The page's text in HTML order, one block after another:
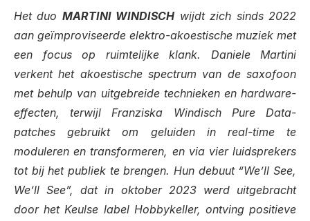
Het duo MARTINI WINDISCH wijdt zich sinds 2022
aan geïmproviseerde elektro-akoestische muziek met
een focus op ruimtelijke klank. Daniele Martini
verkent het akoestische spectrum van de saxofoon
met behulp van uitgebreide technieken en hardware-
effecten, terwijl Franziska Windisch Pure Data-
patches gebruikt om geluiden in real-time te
moduleren en transformeren, en via vier luidsprekers
tot bij het publiek te brengen. Hun debuut “We’ll See,
We’ll See”, dat in oktober 2023 werd uitgebracht
door het Keulse label Hobbykeller, ontving positieve